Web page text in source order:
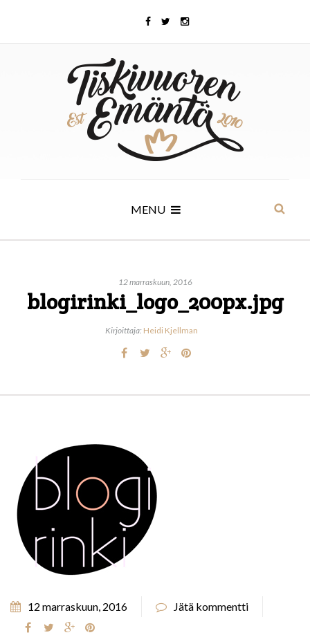
MENU
12 marraskuun, 2016
blogirinki_logo_200px.jpg
Kirjoittaja: Heidi Kjellman
12 marraskuun, 2016 Jätä kommentti